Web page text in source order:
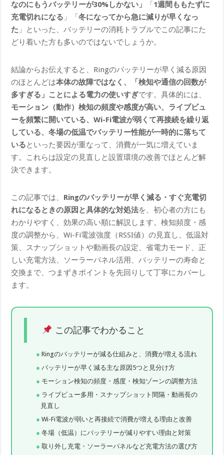
なのにもうバッテリーが30%しかない」
「1週間ももたずに
充電切れになる 」「冬になってから急に減りが早くなっ
た 」といった、バッテリーの消耗トラブルでこの記事にた
どり着いた方も多いのではないでしょうか。
結論からお伝えすると、Ringのバッテリーが早く減る原因
のほとんどは本体の故障ではなく、「検知や通信の回数が
多すぎる」ことによる電力の使いすぎです。具体的には、
モーション（動作）検知の頻度や感度が高い、ライブビュ
ーを頻繁に開いている、Wi-Fi電波が弱くて再接続を繰り返
している、冬場の低温でバッテリー性能が一時的に落ちて
いるといった要因が重なって、消費が一気に増えていま
す。これらは設定の見直しと設置環境の改善でほとんど解
決できます。
この記事では、 Ringのバッテリーが早く減る・すぐ充電切
れになるときの原因と具体的な対処法を、初心者の方にも
わかりやすく、効果の高い順に解説します。検知頻度・感
度の調整から、Wi-Fi電波強度（RSSI値）の見直し、低温対
策、スナップショットや動画長の設定、省電力モード、正
しい充電方法、ソーラーパネル活用、バッテリーの寿命と
交換まで、つまずきポイントを先回りして丁寧にカバーし
ます。
この記事でわかること
Ringのバッテリーが減る仕組みと、消費が増える流れ
バッテリーが早く減る主な原因5つと見分け方
モーション検知の頻度・感度・検知ゾーンの調整方法
ライブビュー多用・スナップショット間隔・動画長の
見直し
Wi-Fi電波が弱いと再接続で消費が増える理由と改善
冬場（低温）にバッテリーが減りやすい理由と対策
取り外し充電・ソーラーパネルなど充電方法の選び方